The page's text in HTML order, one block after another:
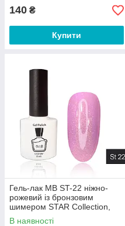
140 ₴
Купити
Гель-лак MB ST-22 ніжно-
рожевий із бронзовим
шимером STAR Collection,
блискітки 8 мл
В наявності